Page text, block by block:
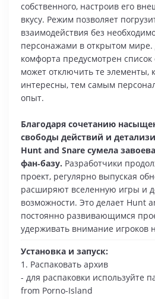
собственного, настроив его
вкусу. Режим позволяет
взаимодействия без
персонажами в открытом мире.
комфорта предусмотрен
может отключить те элементы,
интересны, тем самым
опыт.
Благодаря сочетанию
свободы действий и
Hunt and Snare сумела
фан‑базу. Разработчики
проект, регулярно выпуская
расширяют вселенную игры и
возможности. Это делает Hunt
постоянно развивающимся
удерживать внимание игроков
Установка и запуск:
1. Распаковать архив
- для распаковки используйте
from Porno-Island